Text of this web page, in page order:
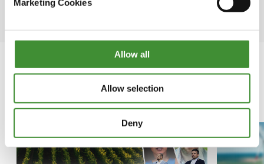
Marketing Cookies
Allow all
Allow selection
Deny
Dans cette série